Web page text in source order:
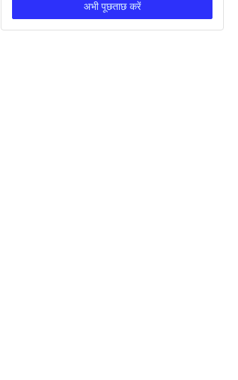
अभी पूछताछ करें